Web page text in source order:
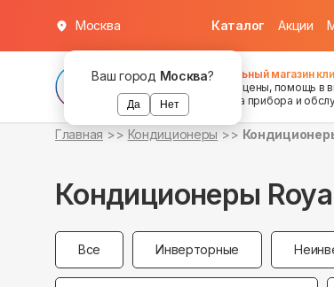
Ваш город Москва?
Да Нет
Москва Каталог Акции
Федеральный магазин
хорошие цены, помощь в
установка прибора и
Главная Кондиционеры
Кондиционеры
Все Инверторные